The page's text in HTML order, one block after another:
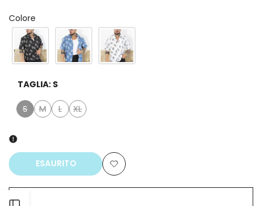
Colore
TAGLIA: S
Variante
S
Variante
M
Variante
L
Variante
XL
ESAURITO
Aggiungi